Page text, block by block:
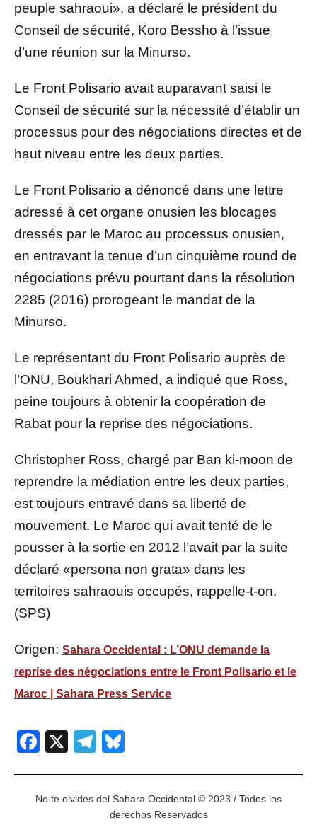
peuple sahraoui», a déclaré le président du
Conseil de sécurité, Koro Bessho à l’issue
d’une réunion sur la Minurso.
Le Front Polisario avait auparavant saisi le
Conseil de sécurité sur la nécessité d’établir un
processus pour des négociations directes et de
haut niveau entre les deux parties.
Le Front Polisario a dénoncé dans une lettre
adressé à cet organe onusien les blocages
dressés par le Maroc au processus onusien,
en entravant la tenue d’un cinquième round de
négociations prévu pourtant dans la résolution
2285 (2016) prorogeant le mandat de la
Minurso.
Le représentant du Front Polisario auprès de
l’ONU, Boukhari Ahmed, a indiqué que Ross,
peine toujours à obtenir la coopération de
Rabat pour la reprise des négociations.
Christopher Ross, chargé par Ban ki-moon de
reprendre la médiation entre les deux parties,
est toujours entravé dans sa liberté de
mouvement. Le Maroc qui avait tenté de le
pousser à la sortie en 2012 l’avait par la suite
déclaré «persona non grata» dans les
territoires sahraouis occupés, rappelle-t-on.
(SPS)
Origen: Sahara Occidental : L’ONU demande la
reprise des négociations entre le Front Polisario et le
Maroc | Sahara Press Service
Facebook
X Telegram
No te olvides del Sahara Occidental © 2023 / Todos los
derechos Reservados